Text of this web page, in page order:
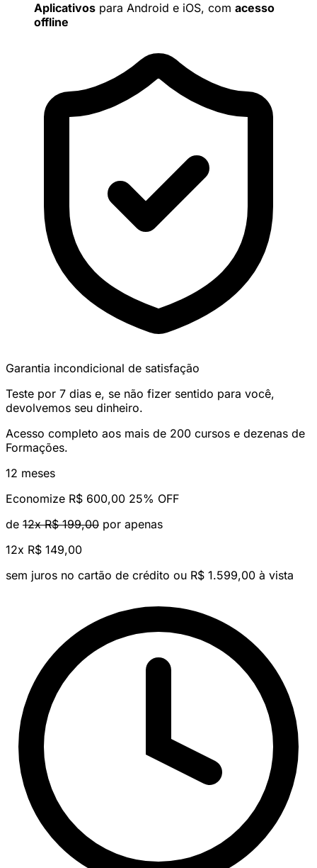
Aplicativos para Android e iOS, com acesso
offline
Garantia incondicional de satisfação
Teste por 7 dias e, se não fizer sentido para você,
devolvemos seu dinheiro.
Acesso completo aos mais de 200 cursos e dezenas de
Formações.
12 meses
Economize R$ 600,00 25% OFF
de 12x R$ 199,00 por apenas
12x R$ 149,00
sem juros no cartão de crédito ou R$ 1.599,00 à vista